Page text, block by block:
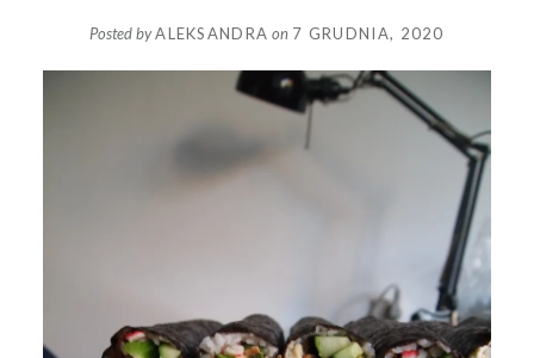
Posted byALEKSANDRA on 7 GRUDNIA, 2020